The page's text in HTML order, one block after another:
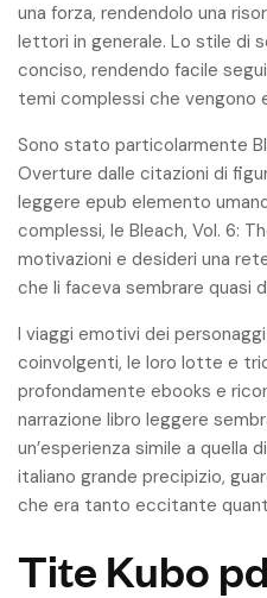
una forza, rendendolo una
lettori in generale. Lo stile di
conciso, rendendo facile
temi complessi che vengono
Sono stato particolarmente
Overture dalle citazioni di
leggere epub elemento
complessi, le Bleach, Vol. 6:
motivazioni e desideri una
che li faceva sembrare quasi
I viaggi emotivi dei
coinvolgenti, le loro lotte e
profondamente ebooks e
narrazione libro leggere
un’esperienza simile a quella
italiano grande precipizio,
che era tanto eccitante
Tite Kubo